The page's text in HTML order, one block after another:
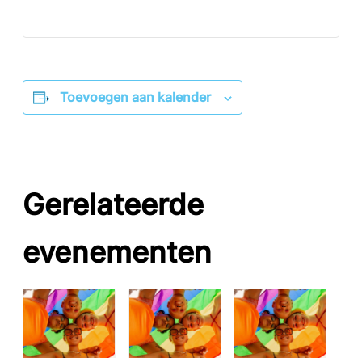
Toevoegen aan kalender
Gerelateerde
evenementen